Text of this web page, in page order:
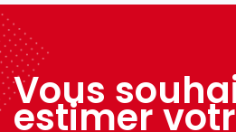
Vous
estimer